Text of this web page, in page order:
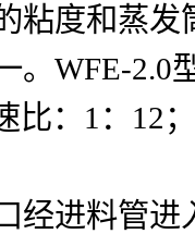
粘度和蒸
。WFE-2.0
比：1：12
经进料管